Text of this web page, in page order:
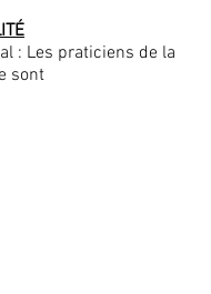
: Les praticiens de la
sont